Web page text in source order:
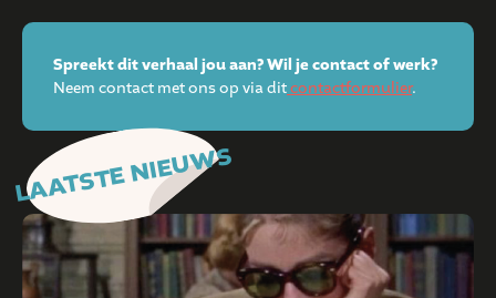
Spreekt dit verhaal jou aan? Wil je contact of werk?
Neem contact met ons op via ditcontactformulier.
LAATSTE NIEUWS